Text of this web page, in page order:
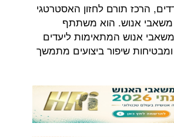
הרכז תורם לחזון האסטרטגי
משאבי אנוש. הוא משתתף
אנוש המתאימות ליעדים
שיפור ביצועים מתמשך